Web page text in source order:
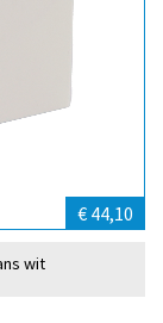
€ 44,10
wit